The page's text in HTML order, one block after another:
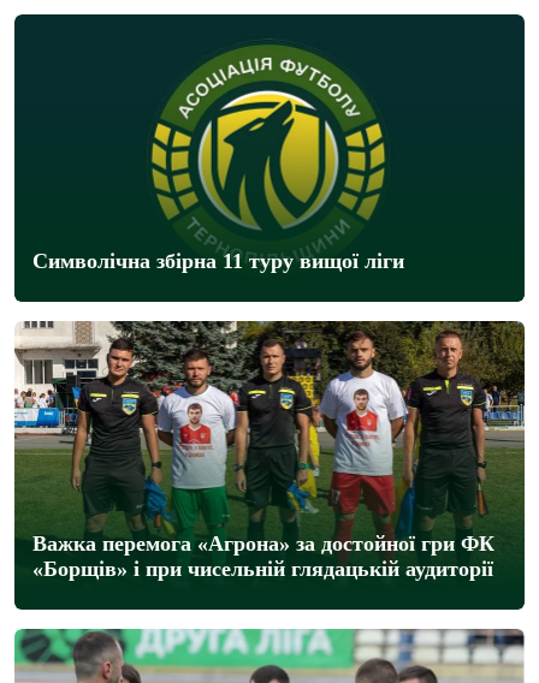
Символічна збірна 11 туру вищої ліги
Важка перемога «Агрона» за достойної гри ФК
«Борщів» і при чисельній глядацькій аудиторії